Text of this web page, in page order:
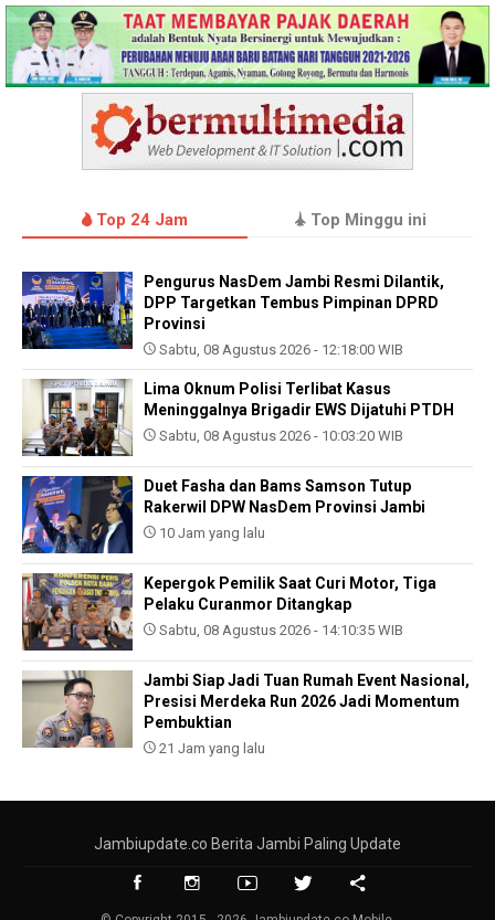
Top 24 Jam Top Minggu ini
Pengurus NasDem Jambi Resmi Dilantik,
DPP Targetkan Tembus Pimpinan DPRD
Provinsi
Sabtu, 08 Agustus 2026 - 12:18:00 WIB
Lima Oknum Polisi Terlibat Kasus
Meninggalnya Brigadir EWS Dijatuhi PTDH
Sabtu, 08 Agustus 2026 - 10:03:20 WIB
Duet Fasha dan Bams Samson Tutup
Rakerwil DPW NasDem Provinsi Jambi
10 Jam yang lalu
Kepergok Pemilik Saat Curi Motor, Tiga
Pelaku Curanmor Ditangkap
Sabtu, 08 Agustus 2026 - 14:10:35 WIB
Jambi Siap Jadi Tuan Rumah Event Nasional,
Presisi Merdeka Run 2026 Jadi Momentum
Pembuktian
21 Jam yang lalu
Jambiupdate.co Berita Jambi Paling Update